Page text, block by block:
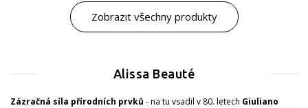
Zobrazit všechny produkty
Alissa Beauté
Zázračná síla přírodních prvků - na tu vsadil v 80. letech Giuliano